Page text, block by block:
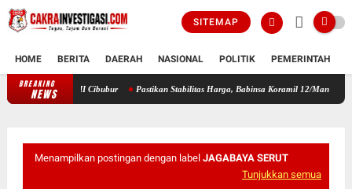
SITEMAP
HOME BERITA DAERAH NASIONAL POLITIK PEMERINTAH
BREAKING
NEWS Bupati Sleman Lepas Rombongan Kwarcab ke Jamnas XII Cibubur
Menampilkan postingan dengan label JAGABAYA SERUT
Tunjukkan semua